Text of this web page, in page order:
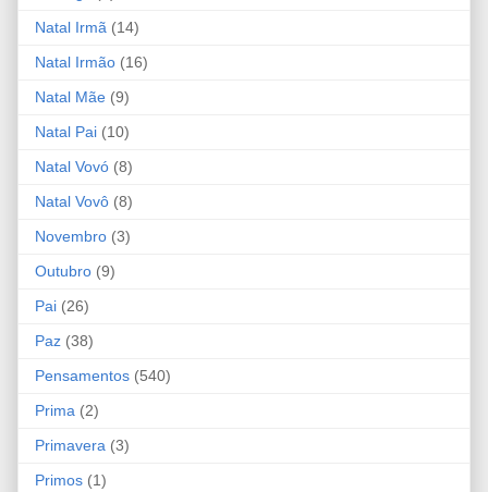
Natal Irmã (14)
Natal Irmão (16)
Natal Mãe (9)
Natal Pai (10)
Natal Vovó (8)
Natal Vovô (8)
Novembro (3)
Outubro (9)
Pai (26)
Paz (38)
Pensamentos (540)
Prima (2)
Primavera (3)
Primos (1)